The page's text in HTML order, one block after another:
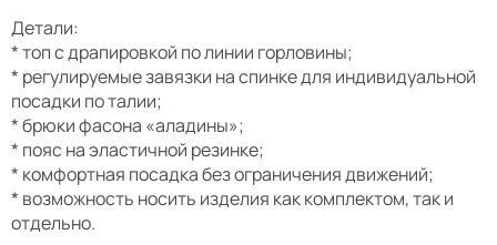
Детали:
* топ с драпировкой по линии горловины;
* регулируемые завязки на спинке для индивидуальной
посадки по талии;
* брюки фасона «аладины»;
* пояс на эластичной резинке;
* комфортная посадка без ограничения движений;
* возможность носить изделия как комплектом, так и
отдельно.